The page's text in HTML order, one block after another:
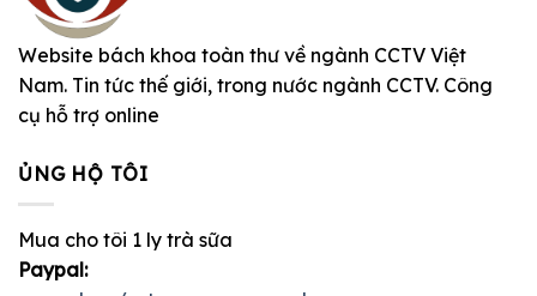
Website bách khoa toàn thư về ngành CCTV Việt
Nam. Tin tức thế giới, trong nước ngành CCTV. Công
cụ hỗ trợ online
ỦNG HỘ TÔI
Mua cho tôi 1 ly trà sữa
Paypal: